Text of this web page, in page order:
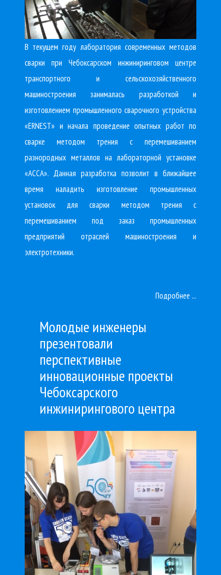
В текущем году лаборатория современных методов
сварки при Чебоксарском инжиниринговом центре
транспортного и сельскохозяйственного
машиностроения занималась разработкой и
изготовлением промышленного сварочного устройства
«ERNEST» и начала проведение опытных работ по
сварке методом трения с перемешиванием
разнородных металлов на лабораторной установке
«АССА». Данная разработка позволит в ближайшее
время наладить изготовление промышленных
установок для сварки методом трения с
перемешиванием под заказ промышленных
предприятий отраслей машиностроения и
электротехники.
Подробнее ...
Молодые инженеры
презентовали
перспективные
инновационные проекты
Чебоксарского
инжинирингового центра